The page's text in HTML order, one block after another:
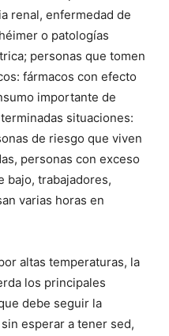
renal, enfermedad de
o patologías
personas que tomen
fármacos con efecto
importante de
situaciones:
de riesgo que viven
personas con exceso
bajo, trabajadores,
varias horas en
altas temperaturas, la
los principales
debe seguir la
esperar a tener sed,